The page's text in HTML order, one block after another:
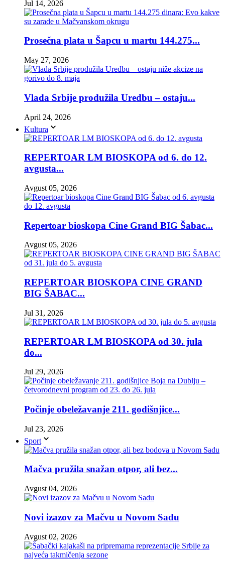
Jul 14, 2026
Prosečna plata u Šapcu u martu 144.275...
May 27, 2026
Vlada Srbije produžila Uredbu – ostaju...
April 24, 2026
Kultura
REPERTOAR LM BIOSKOPA od 6. do 12.
avgusta...
Avgust 05, 2026
Repertoar bioskopa Cine Grand BIG Šabac...
Avgust 05, 2026
REPERTOAR BIOSKOPA CINE GRAND
BIG ŠABAC...
Jul 31, 2026
REPERTOAR LM BIOSKOPA od 30. jula
do...
Jul 29, 2026
Počinje obeležavanje 211. godišnjice...
Jul 23, 2026
Sport
Mačva pružila snažan otpor, ali bez...
Avgust 04, 2026
Novi izazov za Mačvu u Novom Sadu
Avgust 02, 2026